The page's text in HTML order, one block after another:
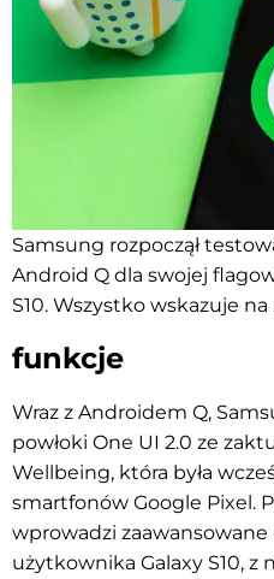
Samsung rozpoczął
Android Q dla swojej
S10. Wszystko wskazuje
funkcje
Wraz z Androidem Q,
powłoki One UI 2.0 ze
Wellbeing, która była
smartfonów Google Pixel.
wprowadzi
użytkownika Galaxy S10,